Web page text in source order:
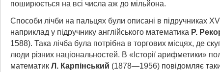
поширюється на всі числа аж до мільйона.
Способи лічби на пальцях були описані в підручниках
наприклад у підручнику англійського математика Р.
1588). Така лічба була потрібна в торгових місцях, де
люди різних національностей. В «Історії арифметики»
математик Л. Карпінський (1878—1956) повідомляє